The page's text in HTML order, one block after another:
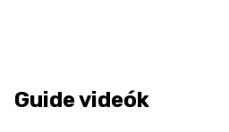
Guide videók